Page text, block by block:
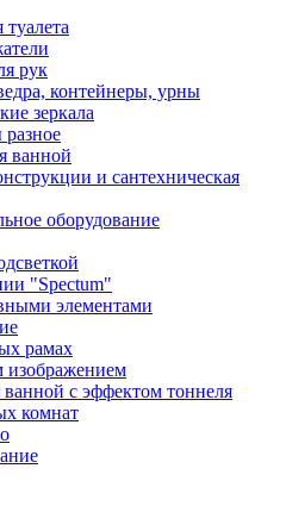
рук
контейнеры, урны
зеркала
разное
ванной
и сантехническая
оборудование
"Spectum"
элементами
рамах
изображением
ванной с эффектом тоннеля
комнат